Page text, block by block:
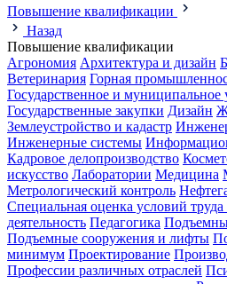
Повышение квалификации
Назад
Повышение квалификации
Агрономия Архитектура и дизайн
Ветеринария Горная
Государственное и муниципальное
Государственные закупки Дизайн
Землеустройство и кадастр
Инженерные системы
Кадровое делопроизводство
искусство Лаборатории Медицина
Метрологический контроль
Специальная оценка условий
деятельность Педагогика
Подъемные сооружения и лифты
минимум Проектирование
Профессии различных отраслей